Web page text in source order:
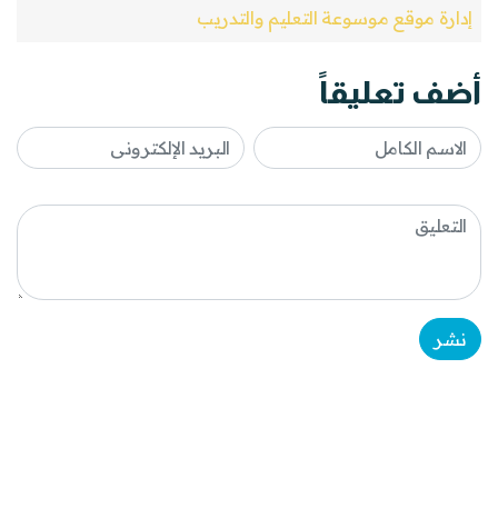
إدارة موقع موسوعة التعليم والتدريب
أضف تعليقاً
نشر